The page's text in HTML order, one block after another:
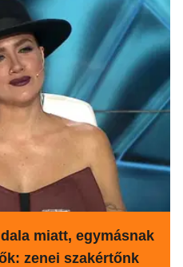
miatt, egymásnak
zenei szakértőnk